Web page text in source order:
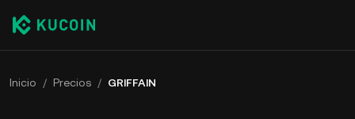
Inicio / Precios / GRIFFAIN